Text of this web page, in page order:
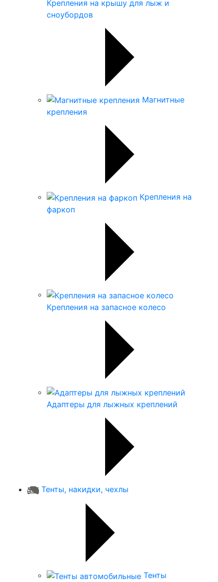
Крепления на крышу для лыж и
сноубордов
Магнитные
крепления
Крепления на
фаркоп
Крепления на запасное колесо
Адаптеры для лыжных креплений
Тенты, накидки, чехлы
Тенты